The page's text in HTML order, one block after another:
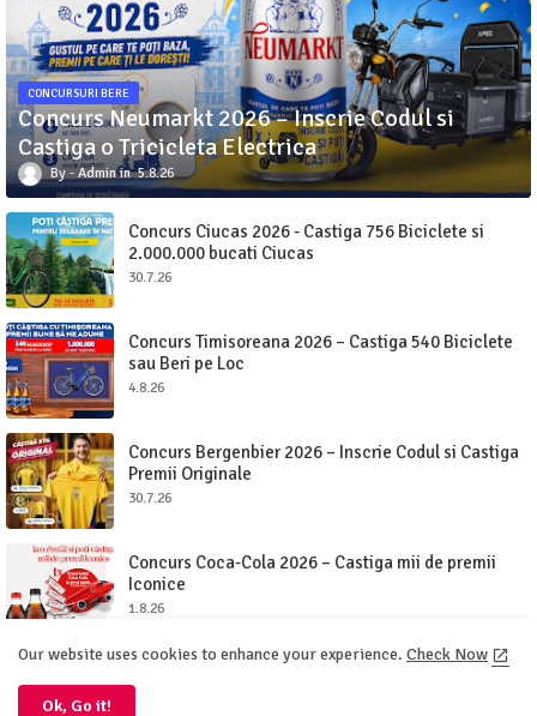
CONCURSURI BERE
Concurs Neumarkt 2026 – Inscrie Codul si
Castiga o Tricicleta Electrica
Admin 5.8.26
Concurs Ciucas 2026 - Castiga 756 Biciclete si
2.000.000 bucati Ciucas
30.7.26
Concurs Timisoreana 2026 – Castiga 540 Biciclete
sau Beri pe Loc
4.8.26
Concurs Bergenbier 2026 – Inscrie Codul si Castiga
Premii Originale
30.7.26
Concurs Coca-Cola 2026 – Castiga mii de premii
Iconice
1.8.26
Our website uses cookies to enhance your experience. Check Now
Ok, Go it!